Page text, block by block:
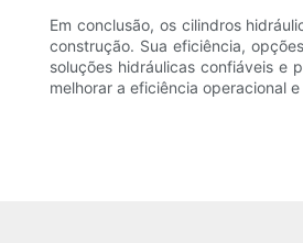
Em conclusão, os cilindros
construção. Sua eficiência,
soluções hidráulicas confiáveis ​​e
melhorar a eficiência operacional